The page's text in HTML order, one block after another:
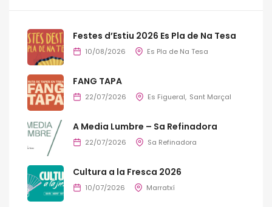
Festes d’Estiu 2026 Es Pla de Na Tesa
10/08/2026 Es Pla de Na Tesa
FANG TAPA
22/07/2026 Es Figueral Sant Marçal
A Media Lumbre – Sa Refinadora
22/07/2026 Sa Refinadora
Cultura a la Fresca 2026
10/07/2026 Marratxí